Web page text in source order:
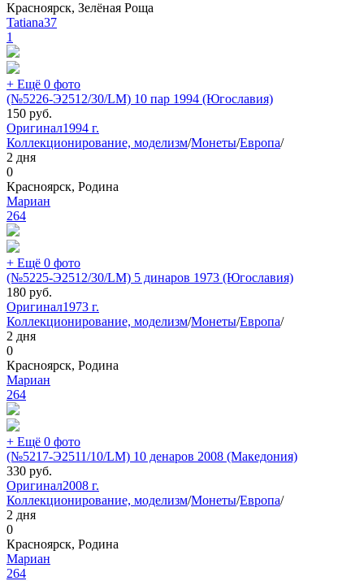
Красноярск, Зелёная Роща
Tatiana37
1
+ Ещё 0 фото
(№5226-Э2512/30/LM) 10 пар 1994 (Югославия)
150 руб.
Оригинал1994 г.
Коллекционирование, моделизм/Монеты/Европа/
2 дня
0
Красноярск, Родина
Мариан
264
+ Ещё 0 фото
(№5225-Э2512/30/LM) 5 динаров 1973 (Югославия)
180 руб.
Оригинал1973 г.
Коллекционирование, моделизм/Монеты/Европа/
2 дня
0
Красноярск, Родина
Мариан
264
+ Ещё 0 фото
(№5217-Э2511/10/LM) 10 денаров 2008 (Македония)
330 руб.
Оригинал2008 г.
Коллекционирование, моделизм/Монеты/Европа/
2 дня
0
Красноярск, Родина
Мариан
264